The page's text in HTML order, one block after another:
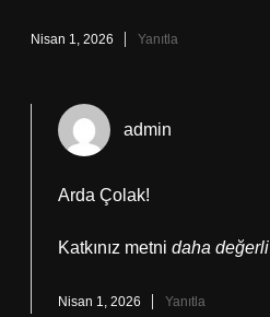
Nisan 1, 2026 Yanıtla
admin
Arda Çolak!
Katkınız metni daha değerli
Nisan 1, 2026 Yanıtla